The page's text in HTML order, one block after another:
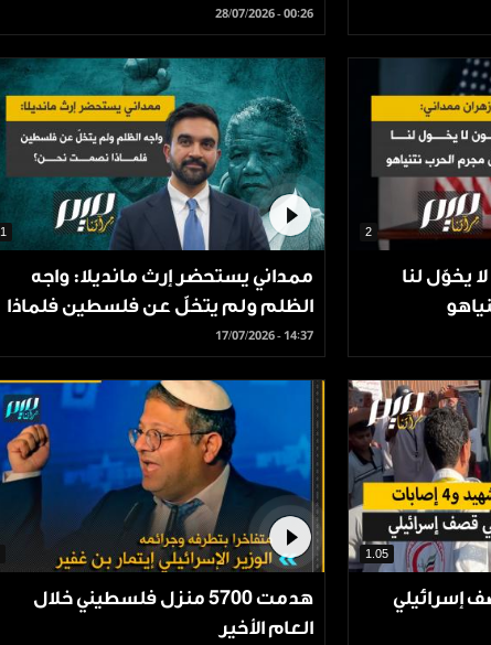
28/07/2026 - 00:26
2
يخوّل لنا
1
ممداني يستحضر إرث مانديلا: واجه
الظلم ولم يتخلَّ عن فلسطين فلماذا
نصمت نحن؟
17/07/2026 - 14:37
1.05
هدمت 5700 منزل فلسطيني خلال
العام الأخير